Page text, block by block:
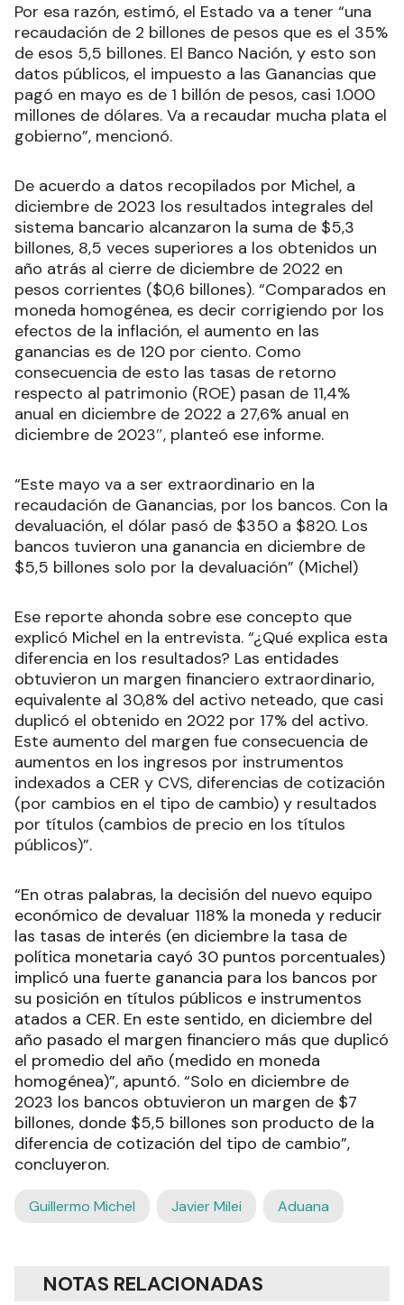
Por esa razón, estimó, el Estado va a tener “una
recaudación de 2 billones de pesos que es el 35%
de esos 5,5 billones. El Banco Nación, y esto son
datos públicos, el impuesto a las Ganancias que
pagó en mayo es de 1 billón de pesos, casi 1.000
millones de dólares. Va a recaudar mucha plata el
gobierno”, mencionó.
De acuerdo a datos recopilados por Michel, a
diciembre de 2023 los resultados integrales del
sistema bancario alcanzaron la suma de $5,3
billones, 8,5 veces superiores a los obtenidos un
año atrás al cierre de diciembre de 2022 en
pesos corrientes ($0,6 billones). “Comparados en
moneda homogénea, es decir corrigiendo por los
efectos de la inflación, el aumento en las
ganancias es de 120 por ciento. Como
consecuencia de esto las tasas de retorno
respecto al patrimonio (ROE) pasan de 11,4%
anual en diciembre de 2022 a 27,6% anual en
diciembre de 2023″, planteó ese informe.
“Este mayo va a ser extraordinario en la
recaudación de Ganancias, por los bancos. Con la
devaluación, el dólar pasó de $350 a $820. Los
bancos tuvieron una ganancia en diciembre de
$5,5 billones solo por la devaluación” (Michel)
Ese reporte ahonda sobre ese concepto que
explicó Michel en la entrevista. “¿Qué explica esta
diferencia en los resultados? Las entidades
obtuvieron un margen financiero extraordinario,
equivalente al 30,8% del activo neteado, que casi
duplicó el obtenido en 2022 por 17% del activo.
Este aumento del margen fue consecuencia de
aumentos en los ingresos por instrumentos
indexados a CER y CVS, diferencias de cotización
(por cambios en el tipo de cambio) y resultados
por títulos (cambios de precio en los títulos
públicos)”.
“En otras palabras, la decisión del nuevo equipo
económico de devaluar 118% la moneda y reducir
las tasas de interés (en diciembre la tasa de
política monetaria cayó 30 puntos porcentuales)
implicó una fuerte ganancia para los bancos por
su posición en títulos públicos e instrumentos
atados a CER. En este sentido, en diciembre del
año pasado el margen financiero más que duplicó
el promedio del año (medido en moneda
homogénea)”, apuntó. “Solo en diciembre de
2023 los bancos obtuvieron un margen de $7
billones, donde $5,5 billones son producto de la
diferencia de cotización del tipo de cambio”,
concluyeron.
Guillermo Michel Javier Milei Aduana
NOTAS RELACIONADAS